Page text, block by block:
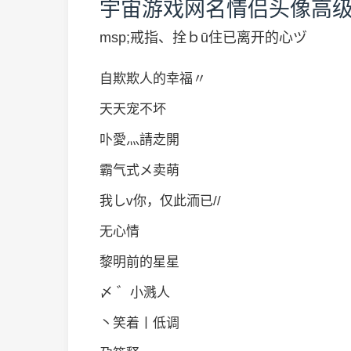
宇宙游戏网名情侣头像高
msp;戒指、拴ｂū住已离开的心ヅ
自欺欺人的幸福〃
天天宠不坏
卟愛灬請赱開
霸气式メ卖萌
我しv你，仅此洏已//
无心情
黎明前的星星
〆 ゛小溅人
丶笑着丨低调